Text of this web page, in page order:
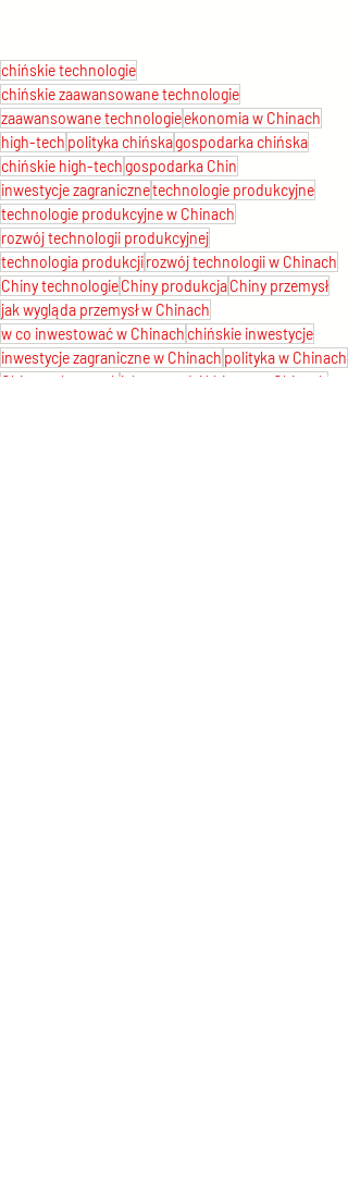
chińskie technologie
chińskie zaawansowane technologie
zaawansowane technologieekonomia w Chinach
high-tech polityka chińskagospodarka chińska
chińskie high-techgospodarka Chin
inwestycje zagranicznetechnologie produkcyjne
technologie produkcyjne w Chinach
rozwój technologii produkcyjnej
technologia produkcjirozwój technologii w Chinach
Chiny technologieChiny produkcjaChiny przemysł
jak wygląda przemysł w Chinach
w co inwestować w Chinach chińskie inwestycje
inwestycje zagraniczne w Chinach polityka w Chinach
Chiny wolny rynek jak prowadzić biznes w Chinach